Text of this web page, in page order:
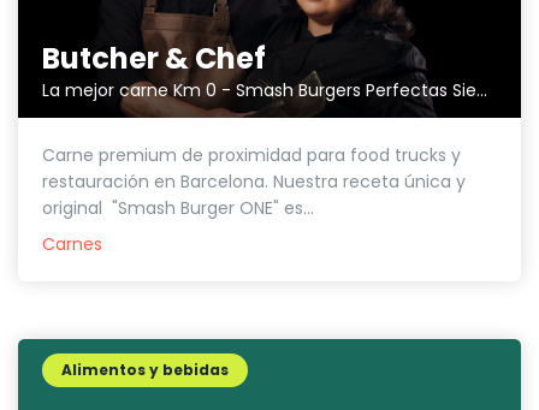
Butcher & Chef
La mejor carne Km 0 - Smash Burgers Perfectas Siempre.
Carne premium de proximidad para food trucks y
restauración en Barcelona. Nuestra receta única y
original "Smash Burger ONE" es...
Carnes
Alimentos y bebidas